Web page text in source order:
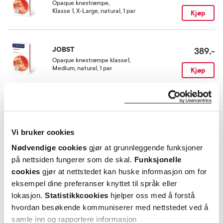
Vi bruker cookies
Nødvendige cookies gjør at grunnleggende funksjoner
på nettsiden fungerer som de skal. Funksjonelle
cookies gjør at nettstedet kan huske informasjon om for
eksempel dine preferanser knyttet til språk eller
lokasjon. Statistikkcookies hjelper oss med å forstå
hvordan besøkende kommuniserer med nettstedet ved å
samle inn og rapportere informasjon
Kategori
Medisinsk utstyr
Opaque knestrømpe
Klasse 1, X-Large, natural, 1 par
Kjøp
JOBST
Opaque knestrømpe klasse1
Medium, natural, 1 par
389,-
Kjøp
369,-
Utforske JOBST
ANDRE SER OGSÅ PÅ